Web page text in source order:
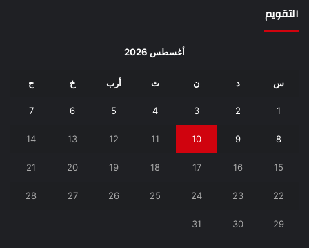
التقويم
أغسطس 2026
س د ن ث أرب خ ج
1
2
3
4
5
6
7
8
9
10
11
12
13
14
15
16
17
18
19
20
21
22
23
24
25
26
27
28
29
30
31